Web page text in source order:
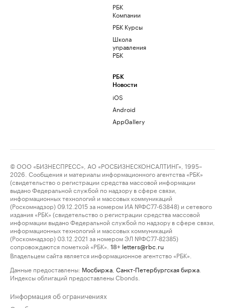
РБК
Компании
РБК Курсы
Школа
управления
РБК
РБК
Новости
iOS
Android
AppGallery
© ООО «БИЗНЕСПРЕСС», АО «РОСБИЗНЕСКОНСАЛТИНГ», 1995–
2026. Сообщения и материалы информационного агентства «РБК»
(свидетельство о регистрации средства массовой информации
выдано Федеральной службой по надзору в сфере связи,
информационных технологий и массовых коммуникаций
(Роскомнадзор) 09.12.2015 за номером ИА №ФС77-63848) и сетевого
издания «РБК» (свидетельство о регистрации средства массовой
информации выдано Федеральной службой по надзору в сфере связи,
информационных технологий и массовых коммуникаций
(Роскомнадзор) 03.12.2021 за номером ЭЛ №ФС77-82385)
сопровождаются пометкой «РБК».
18+ letters@rbc.ru
Владельцем сайта является информационное агентство «РБК».
Данные предоставлены: Мосбиржа Санкт-Петербургская биржа
Индексы облигаций предоставлены Cbonds.
Информация об ограничениях